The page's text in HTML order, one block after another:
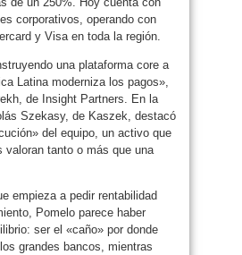
corporativos, operando con
y Visa en toda la región.
una plataforma core a
Latina moderniza los pagos»,
de Insight Partners. En la
Szekasy, de Kaszek, destacó
del equipo, un activo que
valoran tanto o más que una
empieza a pedir rentabilidad
Pomelo parece haber
ser el «caño» por donde
grandes bancos, mientras